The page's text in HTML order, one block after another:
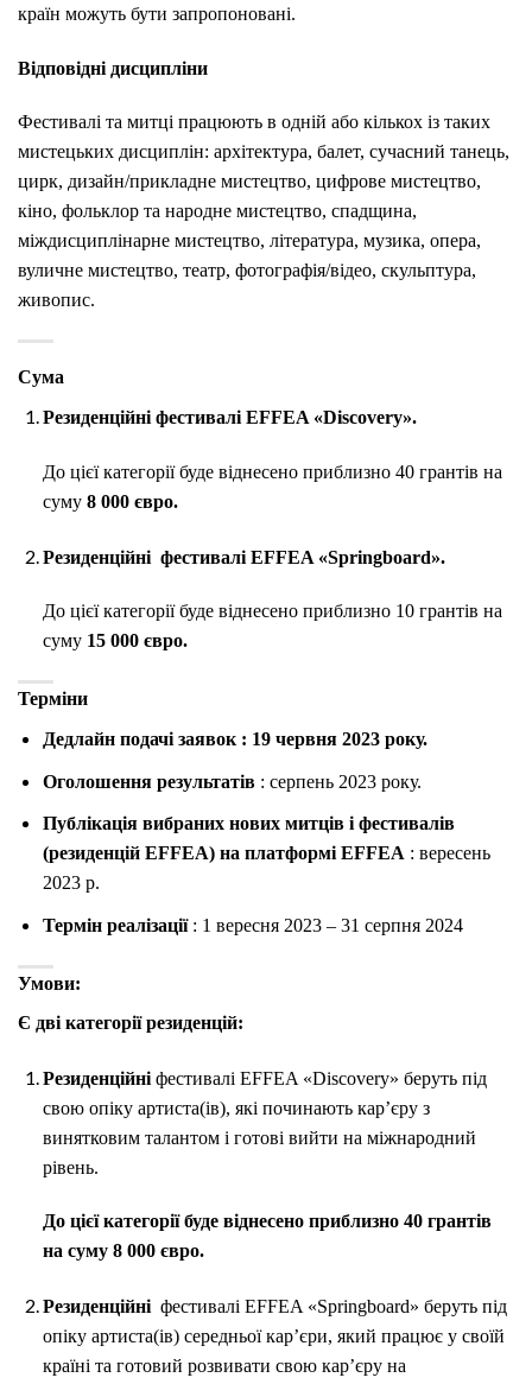
країн можуть бути запропоновані.
Відповідні дисципліни
Фестивалі та митці працюють в одній або кількох із таких
мистецьких дисциплін: архітектура, балет, сучасний танець,
цирк, дизайн/прикладне мистецтво, цифрове мистецтво,
кіно, фольклор та народне мистецтво, спадщина,
міждисциплінарне мистецтво, література, музика, опера,
вуличне мистецтво, театр, фотографія/відео, скульптура,
живопис.
Сума
Резиденційніфестивалі EFFEA «Discovery».
До цієї категорії буде віднесено приблизно 40 грантів на
суму8 000 євро.
Резиденційні фестивалі EFFEA «Springboard».
До цієї категорії буде віднесено приблизно 10 грантів на
суму15 000 євро.
Терміни
Дедлайн подачі заявок : 19 червня 2023 року.
Оголошення результатів: серпень 2023 року.
Публікація вибраних нових митців і фестивалів
(резиденцій EFFEA) на платформі EFFEA: вересень
2023 р.
Термін реалізації: 1 вересня 2023 – 31 серпня 2024
Умови:
Є дві категорії резиденцій:
Резиденційніфестивалі EFFEA «Discovery» беруть під
свою опіку артиста(ів), які починають кар’єру з
винятковим талантом і готові вийти на міжнародний
рівень.
До цієї категорії буде віднесено приблизно 40 грантів
на суму 8 000 євро.
Резиденційніфестивалі EFFEA «Springboard» беруть під
опіку артиста(ів) середньої кар’єри, який працює у своїй
країні та готовий розвивати свою кар’єру на